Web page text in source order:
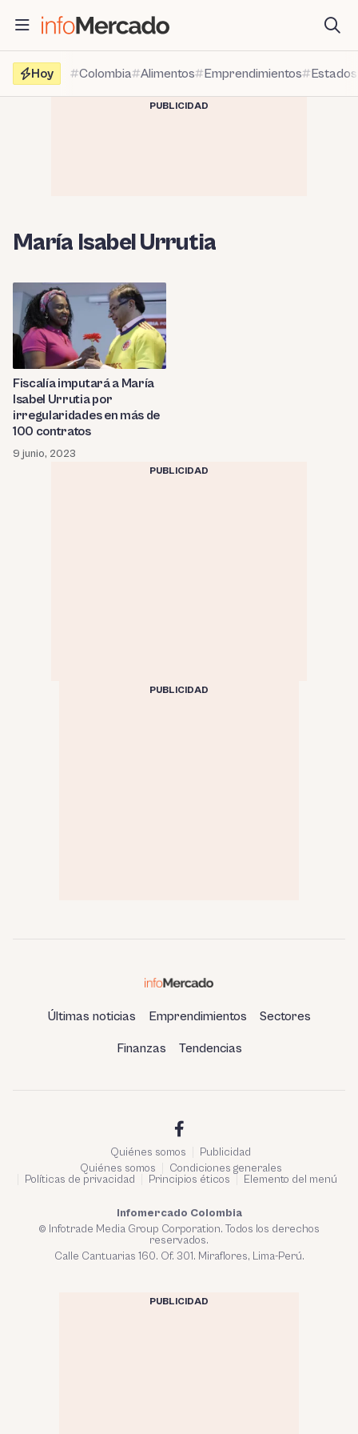
contenido
Hoy
Colombia Alimentos Emprendimientos
PUBLICIDAD
María Isabel Urrutia
Fiscalía imputará a María
Isabel Urrutia por
irregularidades en más de
100 contratos
9 junio, 2023
PUBLICIDAD
PUBLICIDAD
Últimas noticias Emprendimientos Sectores
Finanzas Tendencias
Quiénes somos
Publicidad
Quiénes somos
Condiciones generales
Políticas de privacidad
Principios éticos Elemento del menú
Infomercado Colombia
© Infotrade Media Group Corporation. Todos los derechos
reservados.
Calle Cantuarias 160. Of. 301. Miraflores, Lima-Perú.
PUBLICIDAD